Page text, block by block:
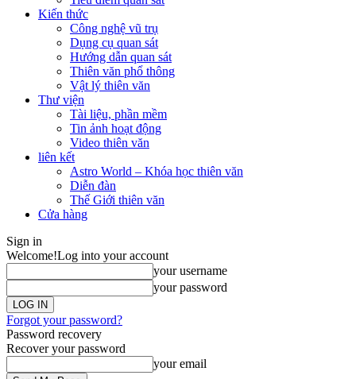
Kiến thức
Công nghệ vũ trụ
Dụng cụ quan sát
Hướng dẫn quan sát
Thiên văn phổ thông
Vật lý thiên văn
Thư viện
Tài liệu, phần mềm
Tin ảnh hoạt động
Video thiên văn
liên kết
Astro World – Khóa học thiên văn
Diễn đàn
Thế Giới thiên văn
Cửa hàng
Sign in
Welcome!Log into your account
your username
your password
Forgot your password?
Password recovery
Recover your password
your email